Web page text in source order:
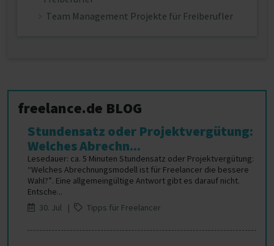
Team Management Projekte für Freiberufler
freelance.de BLOG
Stundensatz oder Projektvergütung:
Welches Abrechn...
Lesedauer: ca. 5 Minuten Stundensatz oder Projektvergütung:
“Welches Abrechnungsmodell ist für Freelancer die bessere
Wahl?”. Eine allgemeingültige Antwort gibt es darauf nicht.
Entsche...
30. Jul |
Tipps für Freelancer